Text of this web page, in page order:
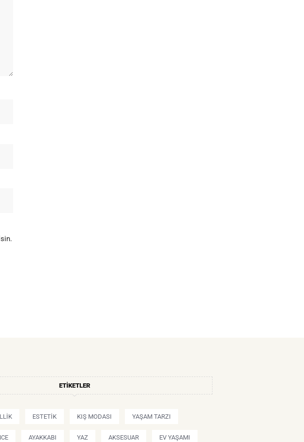
ETIKETLER
ESTETIK KIŞ MODASI YAŞAM TARZI
AYAKKABI YAZ AKSESUAR EV YAŞAMI